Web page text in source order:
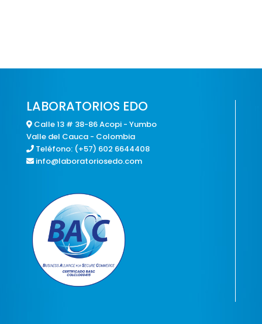
LABORATORIOS EDO
Calle 13 # 38-86 Acopi - Yumbo
Valle del Cauca - Colombia
Teléfono: (+57) 602 6644408
info@laboratoriosedo.com